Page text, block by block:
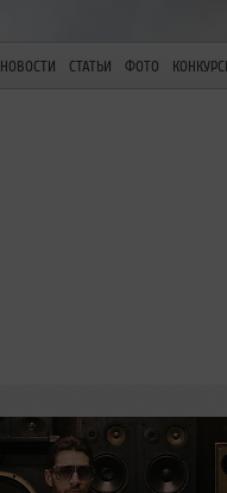
НОВОСТИ СТАТЬИ ФОТО